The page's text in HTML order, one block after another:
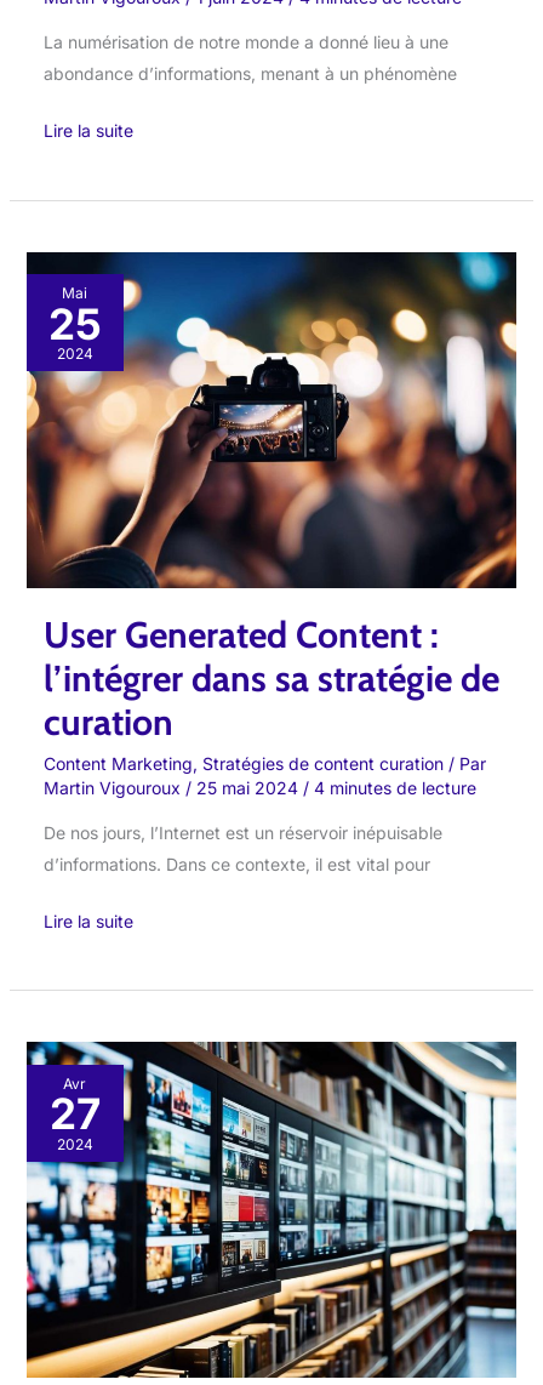
La numérisation de notre monde a donné lieu à une
abondance d’informations, menant à un phénomène
Lire la suite
Mai
25
2024
User Generated Content :
l’intégrer dans sa stratégie de
curation
Content Marketing, Stratégies de content curation/ Par
Martin Vigouroux / 25 mai 2024 / 4 minutes de lecture
De nos jours, l’Internet est un réservoir inépuisable
d’informations. Dans ce contexte, il est vital pour
User
Generated
Content
:
l’intégrer
dans
stratégie
de
curation
Lire la suite
Avr
27
2024
Syndication
de
contenu
vs
Curation
:
comprendre
les
différences